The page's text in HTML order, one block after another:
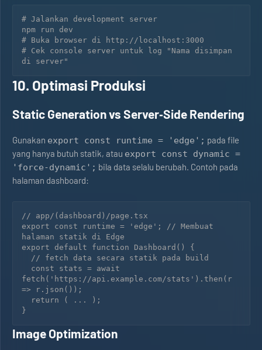
# Jalankan development server
npm run dev
# Buka browser di http://localhost:3000
# Cek console server untuk log "Nama disimpan
10. Optimasi Produksi
Static Generation vs Server‑Side Rendering
Gunakan export const runtime = 'edge'; pada file
yang hanya butuh statik, atau export const dynamic =
'force-dynamic'; bila data selalu berubah. Contoh pada
halaman dashboard:
// app/(dashboard)/page.tsx
export const runtime = 'edge'; // Membuat
halaman statik di Edge
export default function Dashboard() {
fetch('https://api.example.com/stats').then(r
=> r.json());
Image Optimization